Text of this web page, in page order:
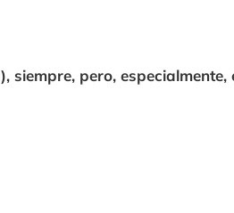
siempre, pero, especialmente,